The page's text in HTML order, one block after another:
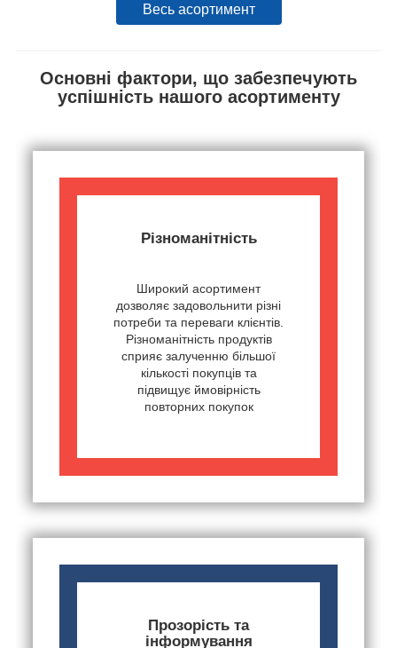
Весь асортимент
Основні фактори, що забезпечують
успішність нашого асортименту
Різноманітність
Широкий асортимент
дозволяє задовольнити різні
потреби та переваги клієнтів.
Різноманітність продуктів
сприяє залученню більшої
кількості покупців та
підвищує ймовірність
повторних покупок
Прозорість та
інформування